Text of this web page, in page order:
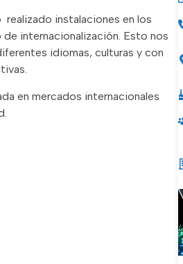
instalaciones en los
internacionalización. Esto nos
idiomas, culturas y con
en mercados internacionales